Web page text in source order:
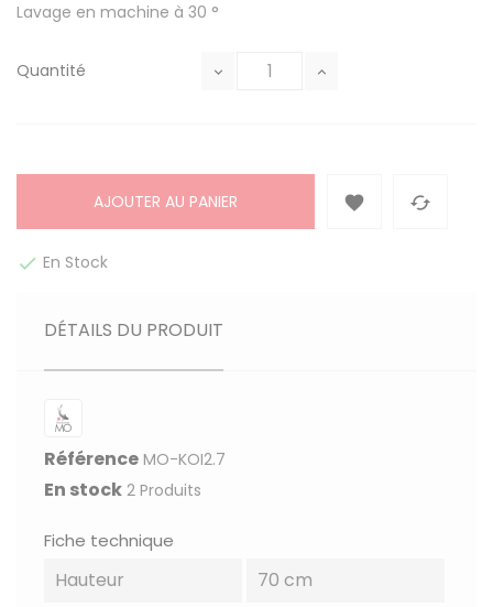
Lavage en machine à 30 °
Quantité
AJOUTER AU PANIER  
 En Stock
DÉTAILS DU PRODUIT
Référence MO-KOI2.7
En stock 2 Produits
Fiche technique
Hauteur 70 cm